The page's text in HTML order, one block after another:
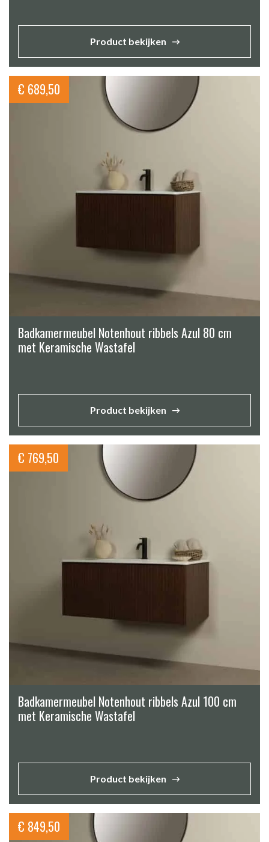
Product bekijken
€ 689,50
Badkamermeubel Notenhout ribbels Azul 80 cm
met Keramische Wastafel
Product bekijken
€ 769,50
Badkamermeubel Notenhout ribbels Azul 100 cm
met Keramische Wastafel
Product bekijken
€ 849,50